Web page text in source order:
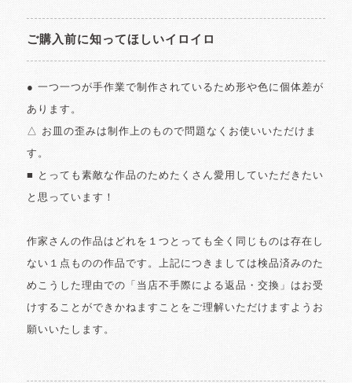
ご購入前に知ってほしいイロイロ
● 一つ一つが手作業で制作されているため形や色に個体差が
あります。
△ お皿の歪みは制作上のもので問題なくお使いいただけま
す。
■ とっても素敵な作品のためたくさん愛用していただきたい
と思っています！
作家さんの作品はどれを１つとっても全く同じものは存在し
ない１点ものの作品です。上記につきましては検品済みのた
めこうした理由での「当店不手際による返品・交換」はお受
けすることができかねますことをご理解いただけますようお
願いいたします。